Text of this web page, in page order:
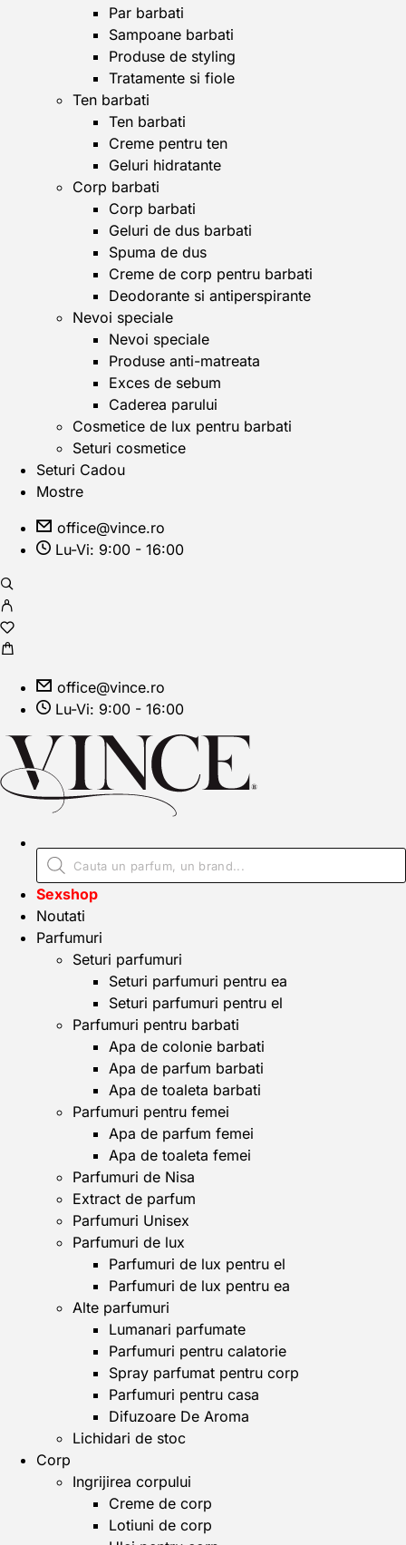
Par barbati
Sampoane barbati
Produse de styling
Tratamente si fiole
Ten barbati
Ten barbati
Creme pentru ten
Geluri hidratante
Corp barbati
Corp barbati
Geluri de dus barbati
Spuma de dus
Creme de corp pentru barbati
Deodorante si antiperspirante
Nevoi speciale
Nevoi speciale
Produse anti-matreata
Exces de sebum
Caderea parului
Cosmetice de lux pentru barbati
Seturi cosmetice
Seturi Cadou
Mostre
office@vince.ro
Lu-Vi: 9:00 - 16:00
office@vince.ro
Lu-Vi: 9:00 - 16:00
Sexshop
Noutati
Parfumuri
Seturi parfumuri
Seturi parfumuri pentru ea
Seturi parfumuri pentru el
Parfumuri pentru barbati
Apa de colonie barbati
Apa de parfum barbati
Apa de toaleta barbati
Parfumuri pentru femei
Apa de parfum femei
Apa de toaleta femei
Parfumuri de Nisa
Extract de parfum
Parfumuri Unisex
Parfumuri de lux
Parfumuri de lux pentru el
Parfumuri de lux pentru ea
Alte parfumuri
Lumanari parfumate
Parfumuri pentru calatorie
Spray parfumat pentru corp
Parfumuri pentru casa
Difuzoare De Aroma
Lichidari de stoc
Corp
Ingrijirea corpului
Creme de corp
Lotiuni de corp